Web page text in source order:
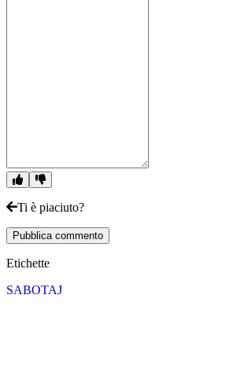
Ti è piaciuto?
Pubblica commento
Etichette
SABOTAJ